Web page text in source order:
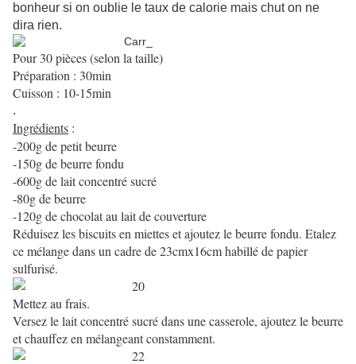
bonheur si on oublie le taux de calorie mais chut on ne
dira rien.
Pour 30 pièces (selon la taille)
Préparation : 30min
Cuisson : 10-15min
.
Ingrédients :
-200g de petit beurre
-150g de beurre fondu
-600g de lait concentré sucré
-80g de beurre
-120g de chocolat au lait de couverture
Réduisez les biscuits en miettes et ajoutez le beurre fondu. Etalez
ce mélange dans un cadre de 23cmx16cm habillé de papier
sulfurisé.
Mettez au frais.
Versez le lait concentré sucré dans une casserole, ajoutez le beurre
et chauffez en mélangeant constamment.